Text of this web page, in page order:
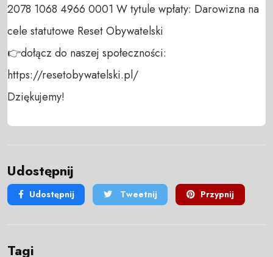
2078 1068 4966 0001 W tytule wpłaty: Darowizna na
cele statutowe Reset Obywatelski
👉dołącz do naszej społeczności:
https://resetobywatelski.pl/
Dziękujemy!
Udostępnij
Udostępnij Tweetnij Przypnij
Tagi